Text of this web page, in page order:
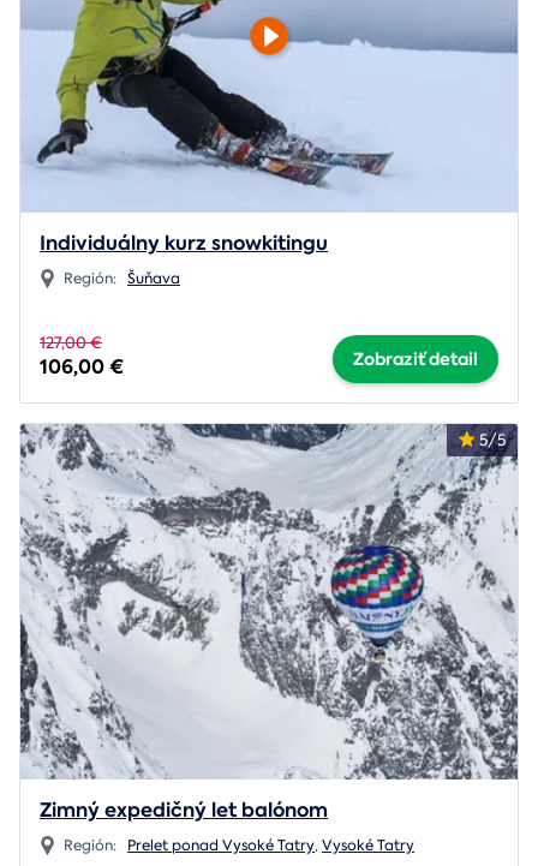
Individuálny kurz snowkitingu
Región: Šuňava
127,00 €
106,00 € Zobraziť detail
5/5
Zimný expedičný let balónom
Región: Prelet ponad Vysoké Tatry,Vysoké Tatry